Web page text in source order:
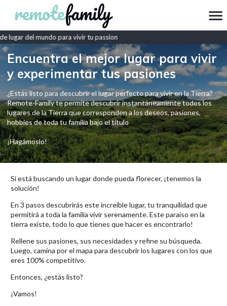
lugar del mundo para vivir tu passion
Encuentra el mejor lugar para vivir
y experimentar tus pasiones
¿Estás listo para descubrir el lugar perfecto para vivir en la Tierra?
Remote-Family te permite descubrir instantáneamente todos los
lugares de la Tierra que corresponden a los deseos, pasiones,
hobbies de toda tu familia bajo el título
¡Hagámoslo!
Si está buscando un lugar donde pueda florecer, ¡tenemos la
solución!
En 3 pasos descubrirás este increíble lugar, tu tranquilidad que
permitirá a toda la familia vivir serenamente. Este paraíso en la
tierra existe, todo lo que tienes que hacer es encontrarlo!
Rellene sus pasiones, sus necesidades y refine su búsqueda.
Luego, camina por el mapa para descubrir los lugares con los que
eres 100% competitivo.
Entonces, ¿estás listo?
¡Vamos!